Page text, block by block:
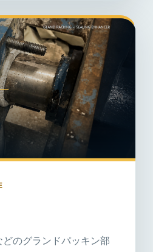
のグランドパッキン部